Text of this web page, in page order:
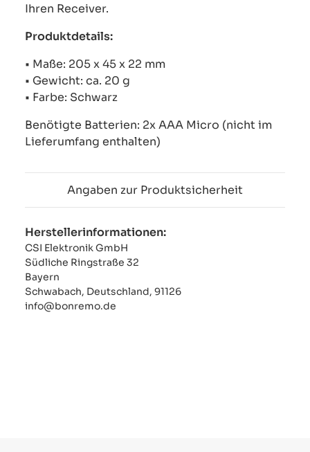
Ihren Receiver.
Produktdetails:
• Maße: 205 x 45 x 22 mm
• Gewicht: ca. 20 g
• Farbe: Schwarz
Benötigte Batterien: 2x AAA Micro (nicht im
Lieferumfang enthalten)
Angaben zur Produktsicherheit
Herstellerinformationen:
CSI Elektronik GmbH
Südliche Ringstraße 32
Bayern
Schwabach, Deutschland, 91126
info@bonremo.de